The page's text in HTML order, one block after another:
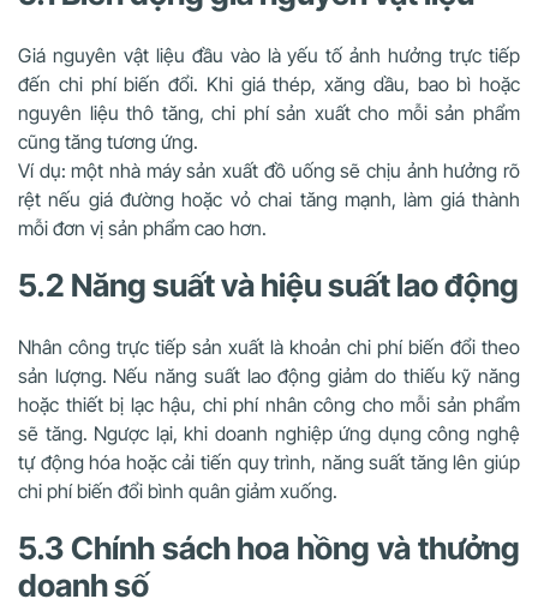
Giá nguyên vật liệu đầu vào là yếu tố ảnh hưởng trực tiếp
đến chi phí biến đổi. Khi giá thép, xăng dầu, bao bì hoặc
nguyên liệu thô tăng, chi phí sản xuất cho mỗi sản phẩm
cũng tăng tương ứng.
Ví dụ: một nhà máy sản xuất đồ uống sẽ chịu ảnh hưởng rõ
rệt nếu giá đường hoặc vỏ chai tăng mạnh, làm giá thành
mỗi đơn vị sản phẩm cao hơn.
5.2 Năng suất và hiệu suất lao động
Nhân công trực tiếp sản xuất là khoản chi phí biến đổi theo
sản lượng. Nếu năng suất lao động giảm do thiếu kỹ năng
hoặc thiết bị lạc hậu, chi phí nhân công cho mỗi sản phẩm
sẽ tăng. Ngược lại, khi doanh nghiệp ứng dụng công nghệ
tự động hóa hoặc cải tiến quy trình, năng suất tăng lên giúp
chi phí biến đổi bình quân giảm xuống.
5.3 Chính sách hoa hồng và thưởng
doanh số